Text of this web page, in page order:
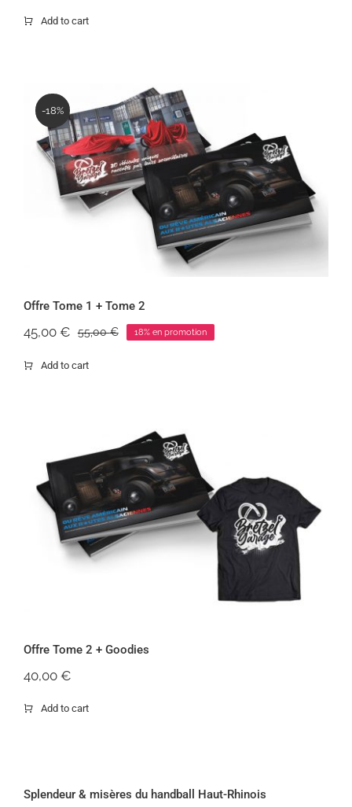
Add to cart
-18%
Offre Tome 1 + Tome 2
Offre Tome 1 + Tome 2
55,00€Le
45,00 €
Le18% en promotion
Add to cart
Offre Tome 2 + Goodies
Offre Tome 2 + Goodies
40,00 €
Add to cart
Splendeur & misères du handball Haut-Rhinois